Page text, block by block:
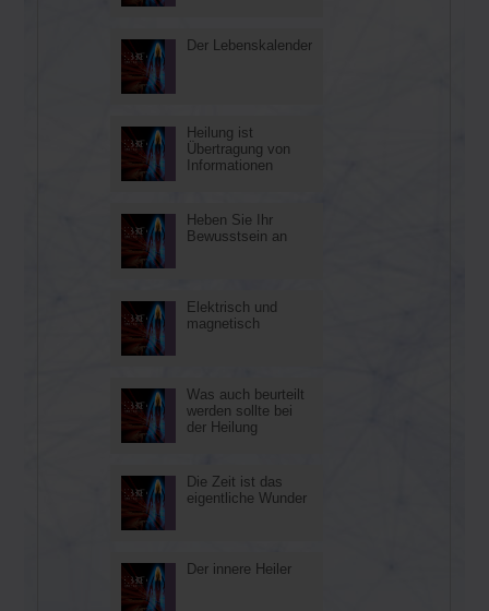
23
Aug
Der Lebenskalender
20
Aug
Heilung ist
Übertragung von
Informationen
16
Aug
Heben Sie Ihr
Bewusstsein an
13
Aug
Elektrisch und
magnetisch
09
Aug
Was auch beurteilt
werden sollte bei
der Heilung
06
Aug
Die Zeit ist das
eigentliche Wunder
02
Aug
Der innere Heiler